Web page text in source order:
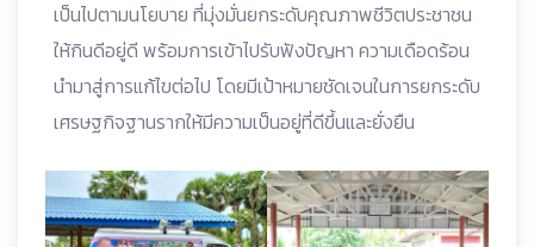
เป็นไปตามนโยบาย ที่มุ่งมั่นยกระดับคุณภาพชีวิตประชาชน
ให้กินดีอยู่ดี พร้อมการเข้าไปรับฟังปัญหา ความเดือดร้อน
นำมาสู่การแก้ไขต่อไป โดยมีเป้าหมายชัดเจนในการยกระดับ
เศรษฐกิจฐานรากให้มีความเป็นอยู่ที่ดีขึ้นและยั่งยืน